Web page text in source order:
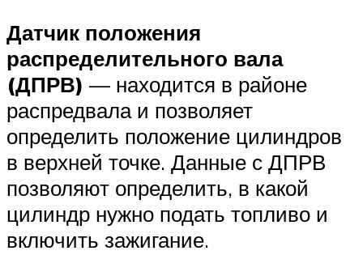
Датчик положения
распределительного вала
(ДПРВ) — находится в районе
распредвала и позволяет
определить положение цилиндров
в верхней точке. Данные с ДПРВ
позволяют определить, в какой
цилиндр нужно подать топливо и
включить зажигание.